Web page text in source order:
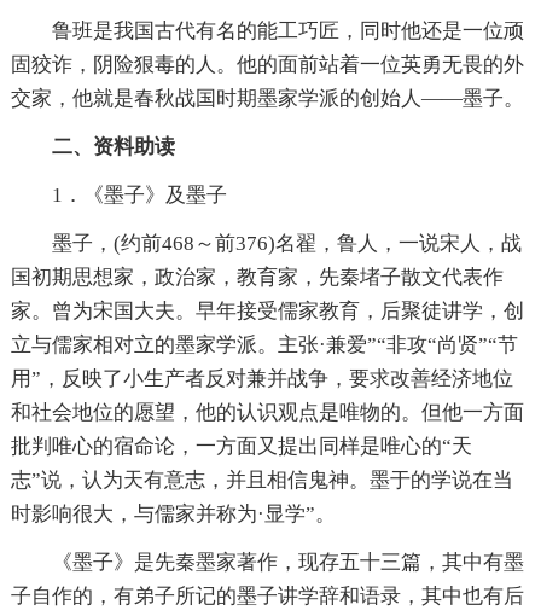
鲁班是我国古代有名的能工巧匠，同时他还是一位顽
固狡诈，阴险狠毒的人。他的面前站着一位英勇无畏的外
交家，他就是春秋战国时期墨家学派的创始人——墨子。
二、资料助读
1．《墨子》及墨子
墨子，(约前468～前376)名翟，鲁人，一说宋人，战
国初期思想家，政治家，教育家，先秦堵子散文代表作
家。曾为宋国大夫。早年接受儒家教育，后聚徒讲学，创
立与儒家相对立的墨家学派。主张·兼爱”“非攻“尚贤”“节
用”，反映了小生产者反对兼并战争，要求改善经济地位
和社会地位的愿望，他的认识观点是唯物的。但他一方面
批判唯心的宿命论，一方面又提出同样是唯心的“天
志”说，认为天有意志，并且相信鬼神。墨于的学说在当
时影响很大，与儒家并称为·显学”。
《墨子》是先秦墨家著作，现存五十三篇，其中有墨
子自作的，有弟子所记的墨子讲学辞和语录，其中也有后